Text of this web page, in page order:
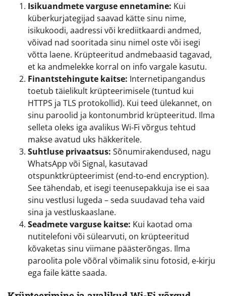
Isikuandmete varguse ennetamine: Kui
küberkurjategijad saavad kätte sinu nime,
isikukoodi, aadressi või krediitkaardi andmed,
võivad nad sooritada sinu nimel oste või isegi
võtta laene. Krüpteeritud andmebaasid tagavad,
et ka andmelekke korral on info vargale kasutu.
Finantstehingute kaitse: Internetipangandus
toetub täielikult krüpteerimisele (tuntud kui
HTTPS ja TLS protokollid). Kui teed ülekannet, on
sinu paroolid ja kontonumbrid krüpteeritud. Ilma
selleta oleks iga avalikus Wi-Fi võrgus tehtud
makse avatud uks häkkeritele.
Suhtluse privaatsus: Sõnumirakendused, nagu
WhatsApp või Signal, kasutavad
otspunktkrüpteerimist (end-to-end encryption).
See tähendab, et isegi teenusepakkuja ise ei saa
sinu vestlusi lugeda – seda suudavad teha vaid
sina ja vestluskaaslane.
Seadmete varguse kaitse: Kui kaotad oma
nutitelefoni või sülearvuti, on krüpteeritud
kõvaketas sinu viimane päästerõngas. Ilma
paroolita pole võõral võimalik sinu fotosid, e-kirju
ega faile kätte saada.